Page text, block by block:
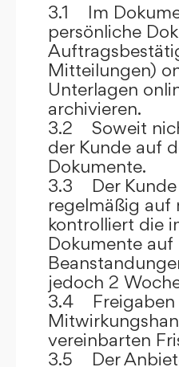
3.1 Im
persönliche
Mitteilungen)
Unterlagen
archivieren.
3.2 Soweit
der Kunde auf
Dokumente.
3.3 Der Kunde
regelmäßig auf
kontrolliert die
Dokumente
jedoch 2
3.4 Freigaben
vereinbarten
3.5 Der